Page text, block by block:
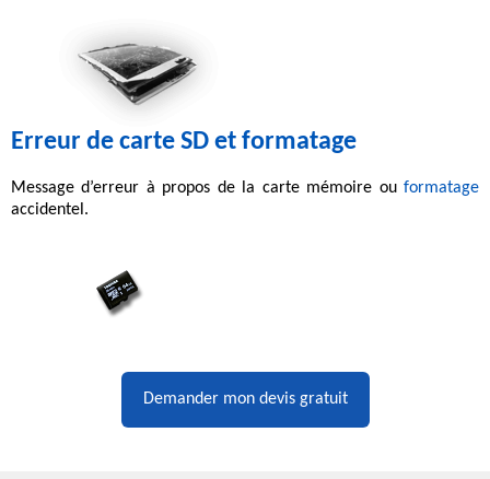
Erreur de carte SD et formatage
Message d’erreur à propos de la carte mémoire ouformatage
accidentel .
Demander mon devis gratuit